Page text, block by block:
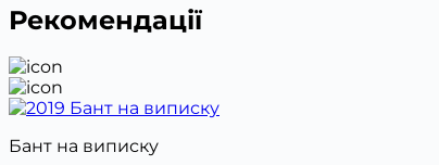
Рекомендації
Бант на виписку